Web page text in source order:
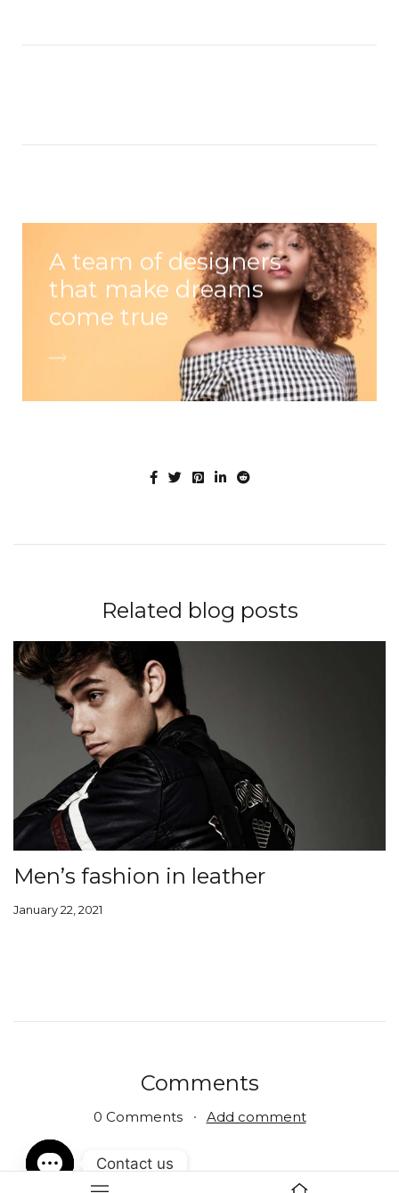
A team of designers
that make dreams
come true
Related blog posts
Men’s fashion in leather
January 22, 2021
Comments
0 Comments Add comment
Contact us